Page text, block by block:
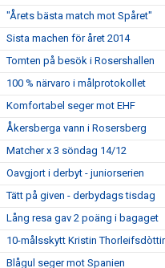
"Årets bästa match mot Spåret"
Sista machen för året 2014
Tomten på besök i Rosershallen
100 % närvaro i målprotokollet
Komfortabel seger mot EHF
Åkersberga vann i Rosersberg
Matcher x 3 söndag 14/12
Oavgjort i derbyt - juniorserien
Tätt på given - derbydags tisdag
Lång resa gav 2 poäng i bagaget
10-målsskytt Kristin Thorleifsdòttir
Blågul seger mot Spanien